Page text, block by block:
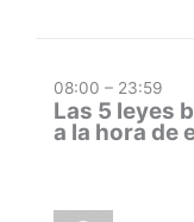
08:00 – 23:59
Las 5 leyes
a la hora de